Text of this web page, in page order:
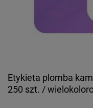
Etykieta plomba
250 szt. /